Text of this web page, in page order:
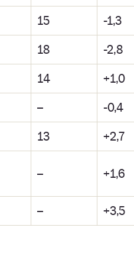
15 -1,3
18 -2,8
14 +1,0
– -0,4
13 +2,7
– +1,6
– +3,5